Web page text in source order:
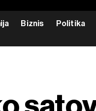
Biznis Politika